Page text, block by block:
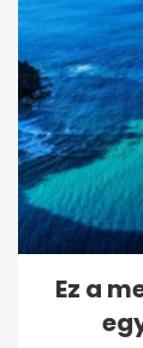
Ez a